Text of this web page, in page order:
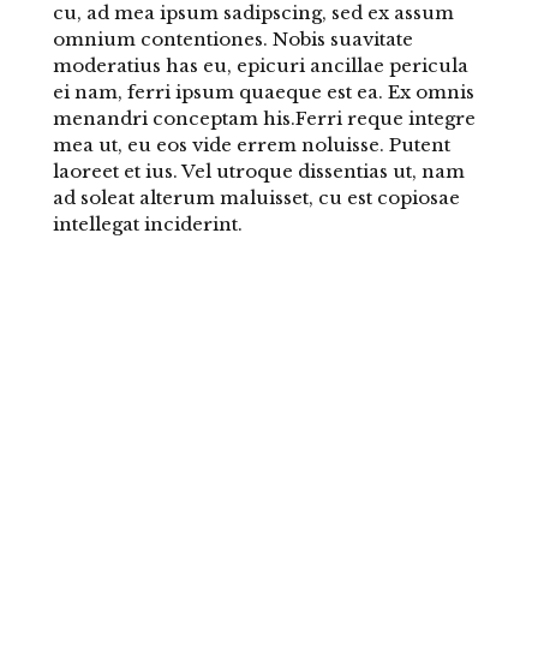
cu, ad mea ipsum sadipscing, sed ex assum
omnium contentiones. Nobis suavitate
moderatius has eu, epicuri ancillae pericula
ei nam, ferri ipsum quaeque est ea. Ex omnis
menandri conceptam his.Ferri reque integre
mea ut, eu eos vide errem noluisse. Putent
laoreet et ius. Vel utroque dissentias ut, nam
ad soleat alterum maluisset, cu est copiosae
intellegat inciderint.